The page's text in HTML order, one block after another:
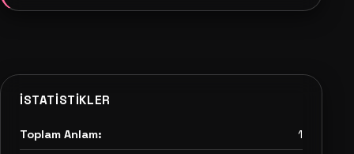
İSTATISTIKLER
Toplam Anlam: 1